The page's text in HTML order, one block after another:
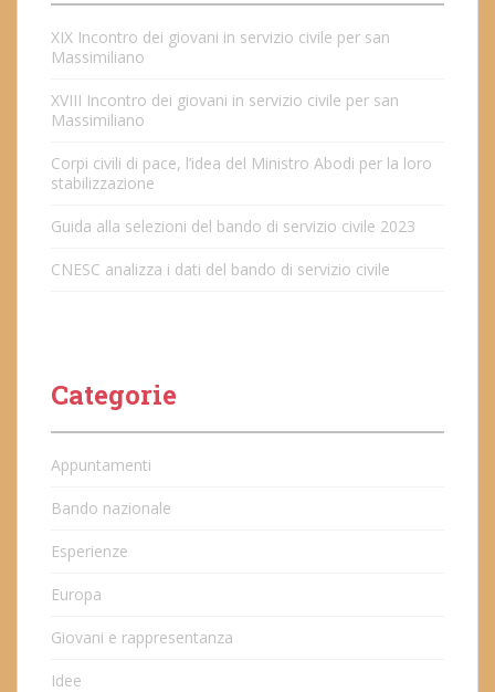
XIX Incontro dei giovani in servizio civile per san
Massimiliano
XVIII Incontro dei giovani in servizio civile per san
Massimiliano
Corpi civili di pace, l’idea del Ministro Abodi per la loro
stabilizzazione
Guida alla selezioni del bando di servizio civile 2023
CNESC analizza i dati del bando di servizio civile
Categorie
Appuntamenti
Bando nazionale
Esperienze
Europa
Giovani e rappresentanza
Idee